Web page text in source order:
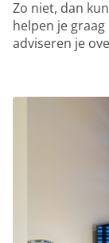
Zo niet, dan
helpen je
adviseren je